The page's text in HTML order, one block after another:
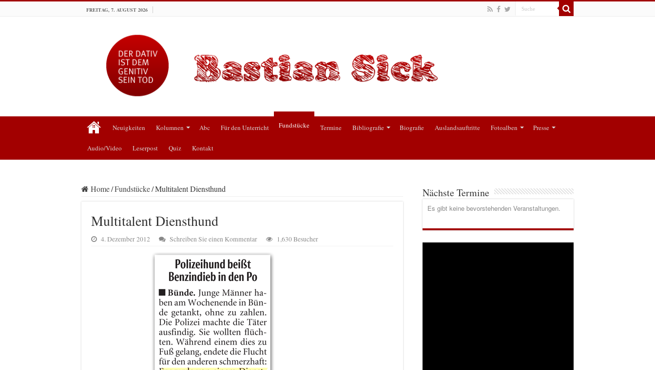
FREITAG, 7. AUGUST 2026
Neuigkeiten Kolumnen Abc Für den Unterricht Fundstücke Termine Bibliografie Biografie Auslandsauftritte Fotoalben Presse
Audio/Video Leserpost Quiz Kontakt
Home/Fundstücke/Multitalent Diensthund
Multitalent Diensthund
4. Dezember 2012 Schreiben Sie einen Kommentar 1,630 Besucher
Nächste Termine
Es gibt keine bevorstehenden Veranstaltungen.